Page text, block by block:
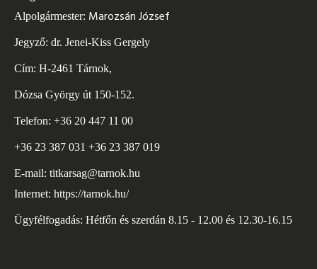
Alpolgármester: Marozsán József
Jegyző: dr. Jenei-Kiss Gergely
Cím: H-2461 Tárnok,
Dózsa György út 150-152.
Telefon: +36 20 447 11 00
+36 23 387 031 +36 23 387 019
E-mail: titkarsag@tarnok.hu
Internet: https://tarnok.hu/
Ügyfélfogadás: Hétfőn és szerdán 8.15 - 12.00 és 12.30-16.15